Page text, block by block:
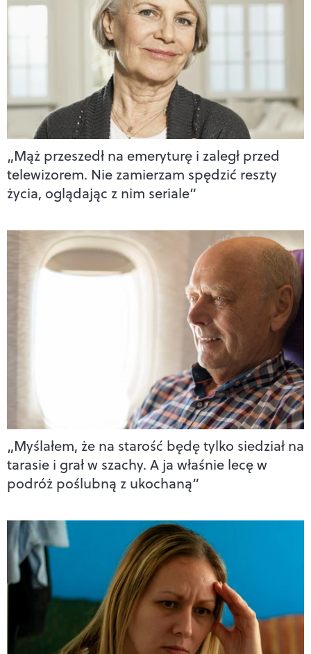
„Mąż przeszedł na emeryturę i zaległ przed
telewizorem. Nie zamierzam spędzić reszty
życia, oglądając z nim seriale”
„Myślałem, że na starość będę tylko siedział na
tarasie i grał w szachy. A ja właśnie lecę w
podróż poślubną z ukochaną”